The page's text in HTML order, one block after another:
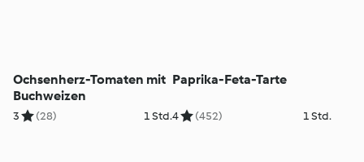
Ochsenherz-Tomaten mit
Buchweizen
3 (28) 1 Std.
Paprika-Feta-Tarte
4 (452) 1 Std.